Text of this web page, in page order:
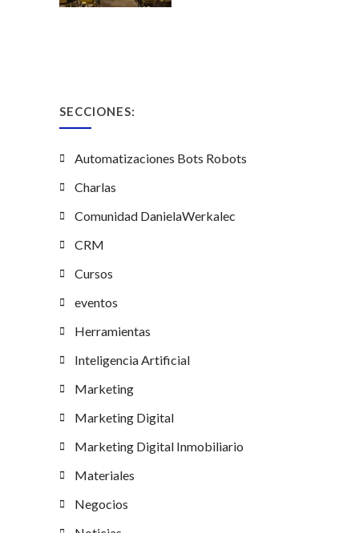
SECCIONES:
Automatizaciones Bots Robots
Charlas
Comunidad DanielaWerkalec
CRM
Cursos
eventos
Herramientas
Inteligencia Artificial
Marketing
Marketing Digital
Marketing Digital Inmobiliario
Materiales
Negocios